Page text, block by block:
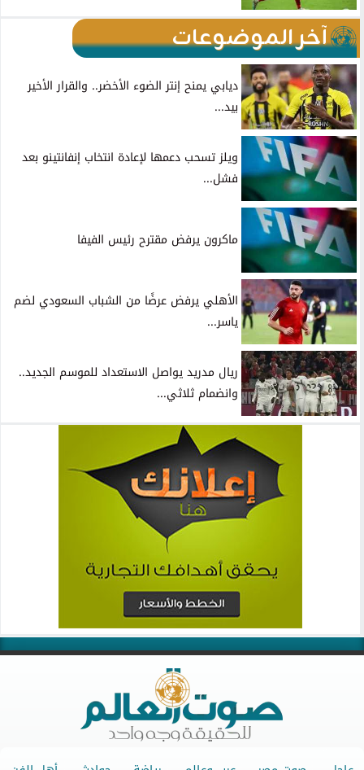
آخر الموضوعات
ديابي يمنح إنتر الضوء الأخضر.. والقرار الأخير
بيد...
ويلز تسحب دعمها لإعادة انتخاب إنفانتينو بعد
فشل...
ماكرون يرفض مقترح رئيس الفيفا
الأهلي يرفض عرضًا من الشباب السعودي لضم
ياسر...
ريال مدريد يواصل الاستعداد للموسم الجديد..
وانضمام ثلاثي...